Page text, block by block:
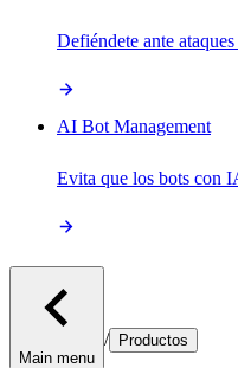
Defiéndete ante
AI Bot Management
Evita que los bots con
Main menu
/ Productos